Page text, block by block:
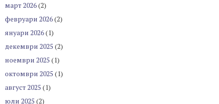
март 2026(2)
февруари 2026(2)
януари 2026(1)
декември 2025 (2)
ноември 2025 (1)
октомври 2025 (1)
август 2025 (1)
юли 2025 (2)